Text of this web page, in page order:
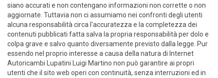
siano accurati e non contengano informazioni non corrette o non
aggiornate. Tuttavia non ci assumiamo nei confronti degli utenti
alcuna responsabilità circa l'accuratezza e la completezza dei
contenuti pubblicati fatta salva la propria responsabilità per dolo e
colpa grave e salvo quanto diversamente previsto dalla legge. Pur
essendo nel proprio interesse a causa della natura di Internet
Autoricambi Lupatini Luigi Martino non può garantire ai propri
utenti che il sito web operi con continuità, senza interruzioni ed in